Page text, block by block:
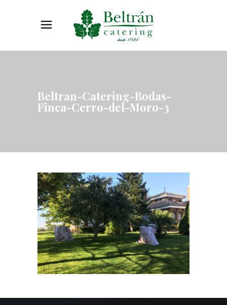
Beltran-Catering-Bodas-
Finca-Cerro-del-Moro-3